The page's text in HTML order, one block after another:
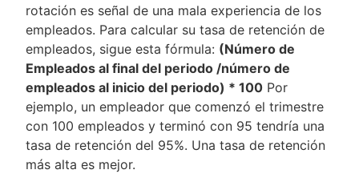
rotación es señal de una mala experiencia de los
empleados. Para calcular su tasa de retención de
empleados, sigue esta fórmula: (Número de
Empleados al final del periodo /número de
empleados al inicio del periodo) * 100 Por
ejemplo, un empleador que comenzó el trimestre
con 100 empleados y terminó con 95 tendría una
tasa de retención del 95%. Una tasa de retención
más alta es mejor.